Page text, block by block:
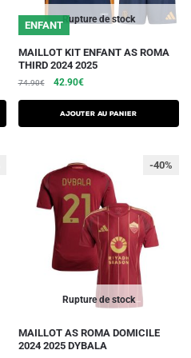
du
produit
Rupture de stock
ENFANT
MAILLOT KIT ENFANT AS ROMA
THIRD 2024 2025
74.90€
Le
initial
était :
42.90€Le
actuel
est :
AJOUTER AU PANIER
Ce
produit
a
plusieurs
variations.
options
peuvent
être
choisies
Rupture de stock
-40%
MAILLOT AS ROMA DOMICILE
2024 2025 DYBALA
Ce
produit